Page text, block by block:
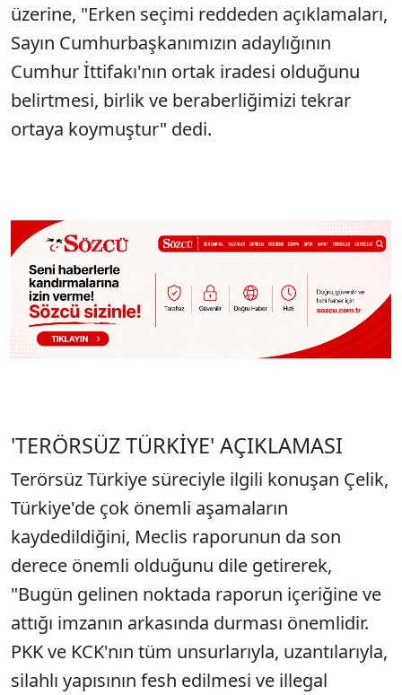
üzerine, "Erken seçimi reddeden açıklamaları,
Sayın Cumhurbaşkanımızın adaylığının
Cumhur İttifakı'nın ortak iradesi olduğunu
belirtmesi, birlik ve beraberliğimizi tekrar
ortaya koymuştur" dedi.
'TERÖRSÜZ TÜRKİYE' AÇIKLAMASI
Terörsüz Türkiye süreciyle ilgili konuşan Çelik,
Türkiye'de çok önemli aşamaların
kaydedildiğini, Meclis raporunun da son
derece önemli olduğunu dile getirerek,
"Bugün gelinen noktada raporun içeriğine ve
attığı imzanın arkasında durması önemlidir.
PKK ve KCK'nın tüm unsurlarıyla, uzantılarıyla,
silahlı yapısının fesh edilmesi ve illegal